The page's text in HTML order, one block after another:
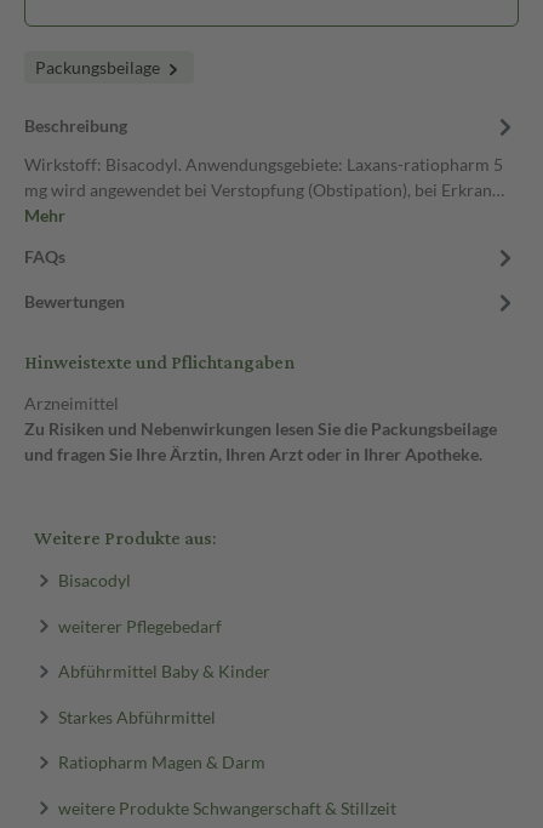
Packungsbeilage
Beschreibung
Wirkstoff: Bisacodyl. Anwendungsgebiete: Laxans-ratiopharm 5
mg wird angewendet bei Verstopfung (Obstipation), bei Erkran…
Mehr
FAQs
Bewertungen
Hinweistexte und Pflichtangaben
Arzneimittel
Zu Risiken und Nebenwirkungen lesen Sie die Packungsbeilage
und fragen Sie Ihre Ärztin, Ihren Arzt oder in Ihrer Apotheke.
Weitere Produkte aus:
Bisacodyl
weiterer Pflegebedarf
Abführmittel Baby & Kinder
Starkes Abführmittel
Ratiopharm Magen & Darm
weitere Produkte Schwangerschaft & Stillzeit